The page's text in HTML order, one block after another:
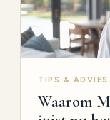
TIPS & ADVIES
Waarom